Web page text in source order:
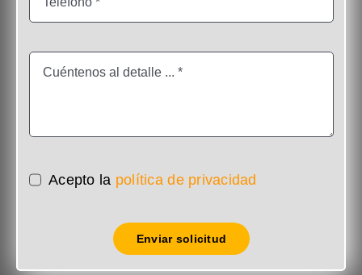
Acepto la política de privacidad
Enviar solicitud